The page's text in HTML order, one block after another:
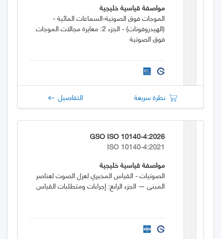
مواصفة قياسية خليجية
الموجات فوق الصوتية-السماعات المائية -
(الهيدروفونات) - الجزء 2: معايرة مجالات الموجات
فوق الصوتية
نظرة سريعة التفاصيل
GSO ISO 10140-4:2026
ISO 10140-4:2021
مواصفة قياسية خليجية
الصوتيات - القياس المخبري لعزل الصوت لعناصر
المبنى — الجزء الرابع: إجراءات ومتطلبات القياس